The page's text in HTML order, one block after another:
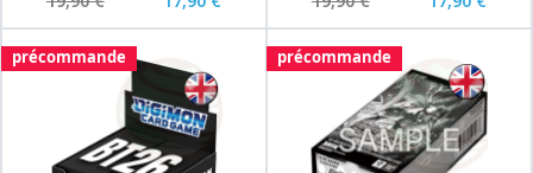
précommande précommande